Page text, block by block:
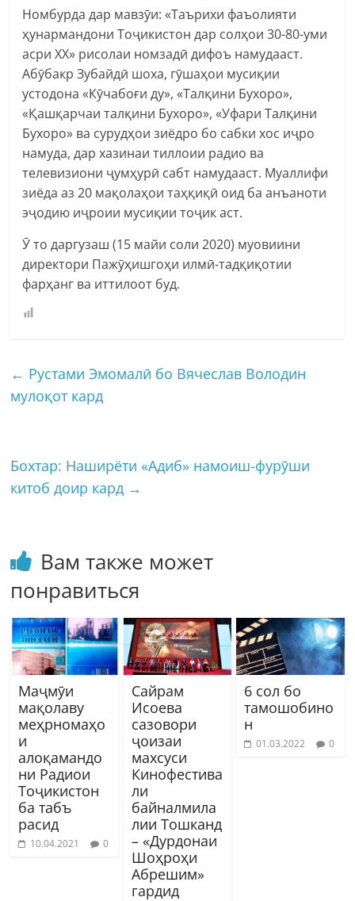
Номбурда дар мавзӯи: «Таърихи фаъолияти
ҳунармандони Тоҷикистон дар солҳои 30-80-уми
асри XX» рисолаи номзадӣ дифоъ намудааст.
Абӯбакр Зубайдӣ шоха, гӯшаҳои мусиқии
устодона «Кӯчабоғи ду», «Талқини Бухоро»,
«Қашқарчаи талқини Бухоро», «Уфари Талқини
Бухоро» ва сурудҳои зиёдро бо сабки хос иҷро
намуда, дар хазинаи тиллоии радио ва
телевизиони ҷумҳурӣ сабт намудааст. Муаллифи
зиёда аз 20 мақолаҳои таҳқиқӣ оид ба анъаноти
эҷодию иҷроии мусиқии тоҷик аст.
Ӯ то даргузаш (15 майи соли 2020) муовиини
директори Пажӯҳишгоҳи илмӣ-тадқиқотии
фарҳанг ва иттилоот буд.
← Рустами Эмомалӣ бо Вячеслав Володин
мулоқот кард
Бохтар: Наширёти «Адиб» намоиш-фурӯши
китоб доир кард →
Вам также может
понравиться
Маҷмӯи
мақолаву
меҳрномаҳо
и
алоқамандо
ни Радиои
Тоҷикистон
ба табъ
расид
10.04.2021 0
Сайрам
Исоева
сазовори
ҷоизаи
махсуси
Кинофестива
ли
байналмила
лии Тошканд
– «Дурдонаи
Шоҳроҳи
Абрешим»
гардид
6 сол бо
тамошобино
н
01.03.2022 0